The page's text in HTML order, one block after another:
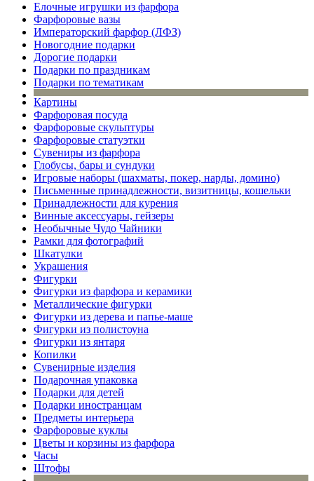
Елочные игрушки из фарфора
Фарфоровые вазы
Императорский фарфор (ЛФЗ)
Новогодние подарки
Дорогие подарки
Подарки по праздникам
Подарки по тематикам
Картины
Фарфоровая посуда
Фарфоровые скульптуры
Фарфоровые статуэтки
Сувениры из фарфора
Глобусы, бары и сундуки
Игровые наборы (шахматы, покер, нарды, домино)
Письменные принадлежности, визитницы, кошельки
Принадлежности для курения
Винные аксессуары, гейзеры
Необычные Чудо Чайники
Рамки для фотографий
Шкатулки
Украшения
Фигурки
Фигурки из фарфора и керамики
Металлические фигурки
Фигурки из дерева и папье-маше
Фигурки из полистоуна
Фигурки из янтаря
Копилки
Сувенирные изделия
Подарочная упаковка
Подарки для детей
Подарки иностранцам
Предметы интерьера
Фарфоровые куклы
Цветы и корзины из фарфора
Часы
Штофы